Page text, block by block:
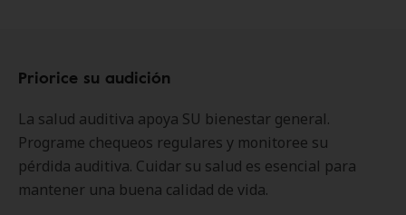
Priorice su audición
La salud auditiva apoya SU bienestar general.
Programe chequeos regulares y monitoree su
pérdida auditiva. Cuidar su salud es esencial para
mantener una buena calidad de vida.